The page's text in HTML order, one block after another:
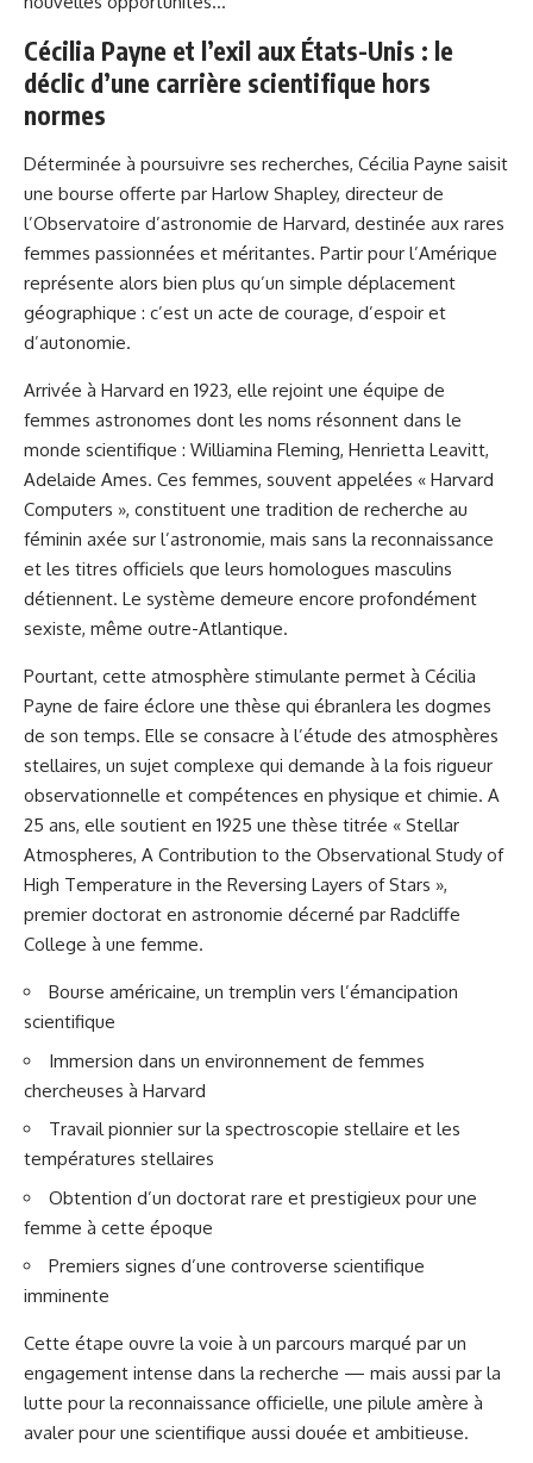
Cécilia Payne et l’exil aux États-Unis : le
déclic d’une carrière scientifique hors
normes
Déterminée à poursuivre ses recherches, Cécilia Payne saisit
une bourse offerte par Harlow Shapley, directeur de
l’Observatoire d’astronomie de Harvard, destinée aux rares
femmes passionnées et méritantes. Partir pour l’Amérique
représente alors bien plus qu’un simple déplacement
géographique : c’est un acte de courage, d’espoir et
d’autonomie.
Arrivée à Harvard en 1923, elle rejoint une équipe de
femmes astronomes dont les noms résonnent dans le
monde scientifique : Williamina Fleming, Henrietta Leavitt,
Adelaide Ames. Ces femmes, souvent appelées « Harvard
Computers », constituent une tradition de recherche au
féminin axée sur l’astronomie, mais sans la reconnaissance
et les titres officiels que leurs homologues masculins
détiennent. Le système demeure encore profondément
sexiste, même outre-Atlantique.
Pourtant, cette atmosphère stimulante permet à Cécilia
Payne de faire éclore une thèse qui ébranlera les dogmes
de son temps. Elle se consacre à l’étude des atmosphères
stellaires, un sujet complexe qui demande à la fois rigueur
observationnelle et compétences en physique et chimie. A
25 ans, elle soutient en 1925 une thèse titrée « Stellar
Atmospheres, A Contribution to the Observational Study of
High Temperature in the Reversing Layers of Stars »,
premier doctorat en astronomie décerné par Radcliffe
College à une femme.
Bourse américaine, un tremplin vers l’émancipation
scientifique
Immersion dans un environnement de femmes
chercheuses à Harvard
Travail pionnier sur la spectroscopie stellaire et les
températures stellaires
Obtention d’un doctorat rare et prestigieux pour une
femme à cette époque
Premiers signes d’une controverse scientifique
imminente
Cette étape ouvre la voie à un parcours marqué par un
engagement intense dans la recherche — mais aussi par la
lutte pour la reconnaissance officielle, une pilule amère à
avaler pour une scientifique aussi douée et ambitieuse.